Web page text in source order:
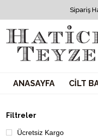
Sipariş
ANASAYFA CİLT
Filtreler
Ücretsiz Kargo